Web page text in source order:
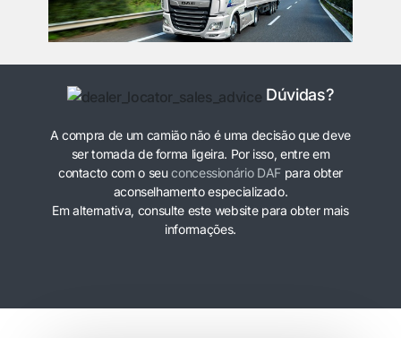
Dúvidas?
A compra de um camião não é uma decisão que deve
ser tomada de forma ligeira. Por isso, entre em
contacto com o seuconcessionário DAFpara obter
aconselhamento especializado.
Em alternativa, consulte este website para obter mais
informações.